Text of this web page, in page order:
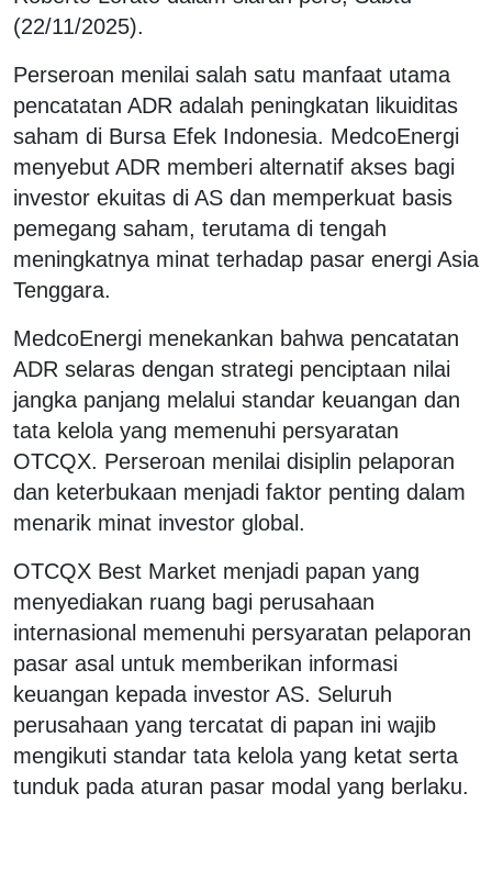
(22/11/2025).
Perseroan menilai salah satu manfaat utama
pencatatan ADR adalah peningkatan likuiditas
saham di Bursa Efek Indonesia. MedcoEnergi
menyebut ADR memberi alternatif akses bagi
investor ekuitas di AS dan memperkuat basis
pemegang saham, terutama di tengah
meningkatnya minat terhadap pasar energi Asia
Tenggara.
MedcoEnergi menekankan bahwa pencatatan
ADR selaras dengan strategi penciptaan nilai
jangka panjang melalui standar keuangan dan
tata kelola yang memenuhi persyaratan
OTCQX. Perseroan menilai disiplin pelaporan
dan keterbukaan menjadi faktor penting dalam
menarik minat investor global.
OTCQX Best Market menjadi papan yang
menyediakan ruang bagi perusahaan
internasional memenuhi persyaratan pelaporan
pasar asal untuk memberikan informasi
keuangan kepada investor AS. Seluruh
perusahaan yang tercatat di papan ini wajib
mengikuti standar tata kelola yang ketat serta
tunduk pada aturan pasar modal yang berlaku.